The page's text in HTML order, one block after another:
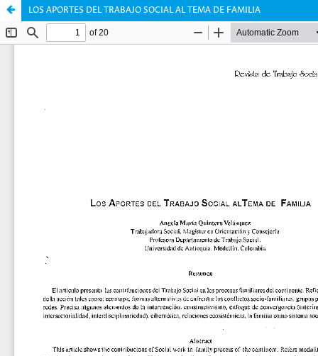
LOS APORTES DEL TRABAJO SOCIAL AL TEMA DE FAMILIA